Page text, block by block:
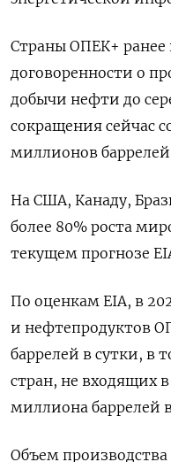
Страны ОПЕК+ ранее
договоренности о
добычи нефти до
сокращения сейчас
миллионов баррелей
На США, Канаду,
более 80% роста
текущем прогнозе
По оценкам EIA, в
и нефтепродуктов
баррелей в сутки, в
стран, не входящих в
миллиона баррелей
Объем производства